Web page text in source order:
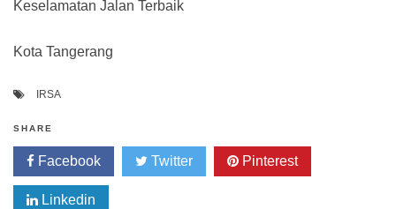
Keselamatan Jalan Terbaik
Kota Tangerang
IRSA
SHARE
Facebook Twitter Pinterest
Linkedin